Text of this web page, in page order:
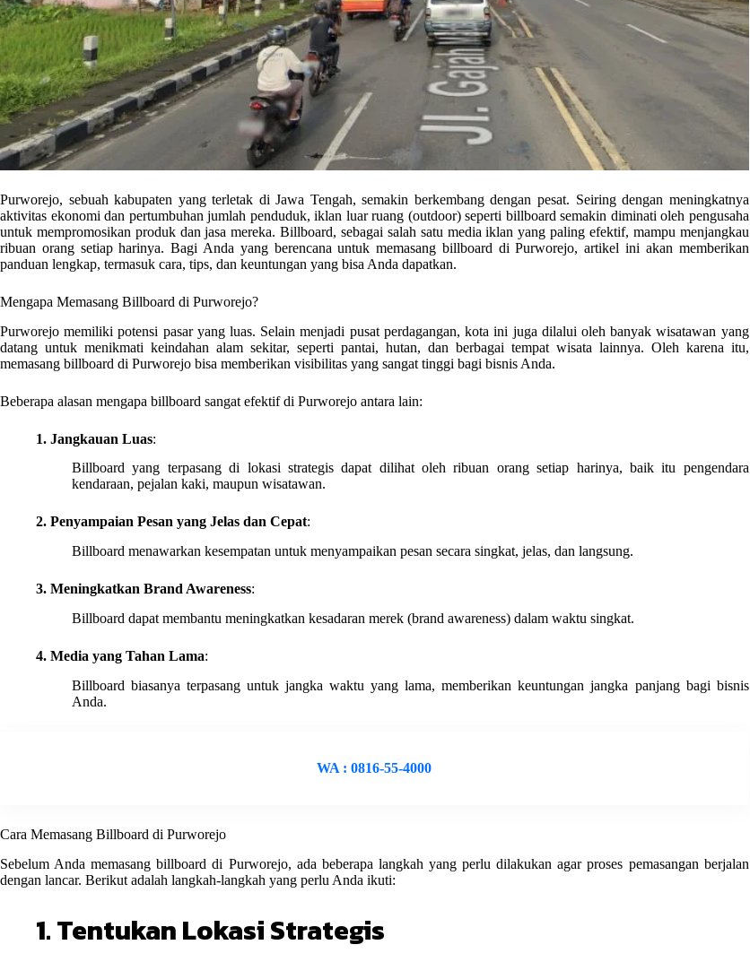
Purworejo, sebuah kabupaten yang terletak di Jawa Tengah, semakin berkembang dengan pesat. Seiring dengan meningkatnya
aktivitas ekonomi dan pertumbuhan jumlah penduduk, iklan luar ruang (outdoor) seperti billboard semakin diminati oleh pengusaha
untuk mempromosikan produk dan jasa mereka. Billboard, sebagai salah satu media iklan yang paling efektif, mampu menjangkau
ribuan orang setiap harinya. Bagi Anda yang berencana untuk memasang billboard di Purworejo, artikel ini akan memberikan
panduan lengkap, termasuk cara, tips, dan keuntungan yang bisa Anda dapatkan.
Mengapa Memasang Billboard di Purworejo?
Purworejo memiliki potensi pasar yang luas. Selain menjadi pusat perdagangan, kota ini juga dilalui oleh banyak wisatawan yang
datang untuk menikmati keindahan alam sekitar, seperti pantai, hutan, dan berbagai tempat wisata lainnya. Oleh karena itu,
memasang billboard di Purworejo bisa memberikan visibilitas yang sangat tinggi bagi bisnis Anda.
Beberapa alasan mengapa billboard sangat efektif di Purworejo antara lain:
1. Jangkauan Luas:
Billboard yang terpasang di lokasi strategis dapat dilihat oleh ribuan orang setiap harinya, baik itu pengendara
kendaraan, pejalan kaki, maupun wisatawan.
2. Penyampaian Pesan yang Jelas dan Cepat:
Billboard menawarkan kesempatan untuk menyampaikan pesan secara singkat, jelas, dan langsung.
3. Meningkatkan Brand Awareness:
Billboard dapat membantu meningkatkan kesadaran merek (brand awareness) dalam waktu singkat.
4. Media yang Tahan Lama:
Billboard biasanya terpasang untuk jangka waktu yang lama, memberikan keuntungan jangka panjang bagi bisnis
Anda.
WA : 0816-55-4000
Cara Memasang Billboard di Purworejo
Sebelum Anda memasang billboard di Purworejo, ada beberapa langkah yang perlu dilakukan agar proses pemasangan berjalan
dengan lancar. Berikut adalah langkah-langkah yang perlu Anda ikuti:
1. Tentukan Lokasi Strategis